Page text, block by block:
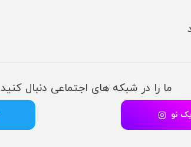
ما را در شبکه های اجتماعی دنبال کنید
نو